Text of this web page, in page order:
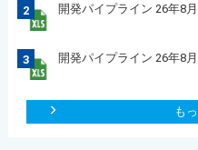
2 開発パイプライン 26年8
3 開発パイプライン 26年8
も